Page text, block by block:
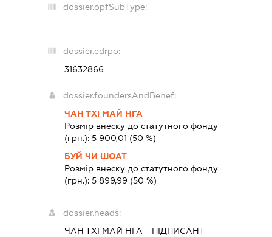
dossier.opfSubType:
-
dossier.edrpo:
31632866
dossier.foundersAndBenef:
ЧАН ТХІ МАЙ НГА
Розмір внеску до статутного фонду
(грн.): 5 900,01 (50 %)
БУЙ ЧИ ШОАТ
Розмір внеску до статутного фонду
(грн.): 5 899,99 (50 %)
dossier.heads:
ЧАН ТХІ МАЙ НГА - ПІДПИСАНТ